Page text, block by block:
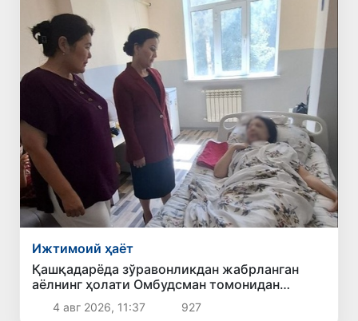
Ижтимоий ҳаёт
Қашқадарёда зўравонликдан жабрланган
аёлнинг ҳолати Омбудсман томонидан
ўрганилди
4 авг 2026, 11:37 927